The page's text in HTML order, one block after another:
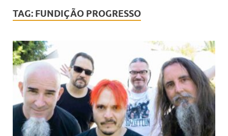
TAG: FUNDIÇÃO PROGRESSO